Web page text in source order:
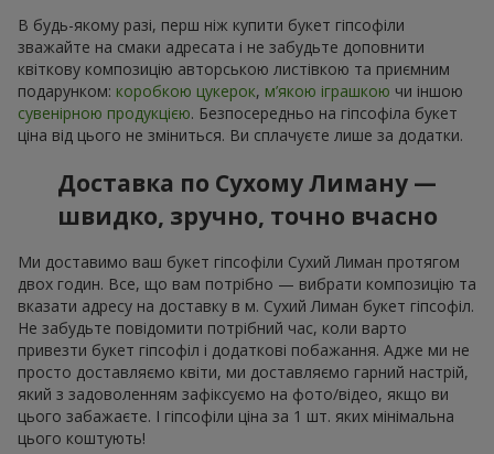
В будь-якому разі, перш ніж купити букет гіпсофіли
зважайте на смаки адресата і не забудьте доповнити
квіткову композицію авторською листівкою та приємним
подарунком: коробкою цукерок, м’якою іграшкою чи іншою
сувенірною продукцією. Безпосередньо на гіпсофіла букет
ціна від цього не зміниться. Ви сплачуєте лише за додатки.
Доставка по Сухому Лиману —
швидко, зручно, точно вчасно
Ми доставимо ваш букет гіпсофіли Сухий Лиман протягом
двох годин. Все, що вам потрібно — вибрати композицію та
вказати адресу на доставку в м. Сухий Лиман букет гіпсофіл.
Не забудьте повідомити потрібний час, коли варто
привезти букет гіпсофіл і додаткові побажання. Адже ми не
просто доставляємо квіти, ми доставляємо гарний настрій,
який з задоволенням зафіксуємо на фото/відео, якщо ви
цього забажаєте. І гіпсофіли ціна за 1 шт. яких мінімальна
цього коштують!